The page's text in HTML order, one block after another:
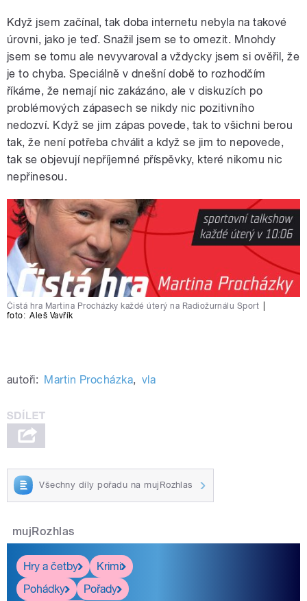
Když jsem začínal, tak doba internetu nebyla na takové
úrovni, jako je teď. Snažil jsem se to omezit. Mnohdy
jsem se tomu ale nevyvaroval a vždycky jsem si ověřil, že
je to chyba. Speciálně v dnešní době to rozhodčím
říkáme, že nemají nic zakázáno, ale v diskuzích po
problémových zápasech se nikdy nic pozitivního
nedozví. Když se jim zápas povede, tak to všichni berou
tak, že není potřeba chválit a když se jim to nepovede,
tak se objevují nepříjemné příspěvky, které nikomu nic
nepřinesou.
Čistá hra Martina Procházky každé úterý na Radiožurnálu Sport
foto: Aleš Vavřík
autoři: Martin Procházka, vla
Všechny díly pořadu na mujRozhlas
mujRozhlas
Hry a četby
Krimi
Pohádky
Pořady